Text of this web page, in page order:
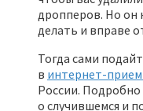
дропперов. Но он
делать и вправе
Тогда сами
в интернет-
России.
о случившемся и